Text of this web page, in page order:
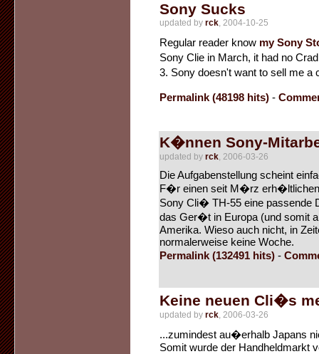
Sony Sucks
updated by rck, 2004-10-25
Regular reader know my Sony
Sony Clie in March, it had no
3. Sony doesn't want to sell me a
Permalink (48198 hits) -
K�nnen Sony-
updated by rck, 2006-03-26
Die Aufgabenstellung scheint
F�r einen seit M�rz erh�ltlichen
Sony Cli� TH-55 eine passende
das Ger�t in Europa (und somit
Amerika. Wieso auch nicht, in
normalerweise keine Woche.
Permalink (132491 hits) -
Keine neuen Cli�s
updated by rck, 2006-03-26
...zumindest au�erhalb Japans
Somit wurde der Handheldmarkt